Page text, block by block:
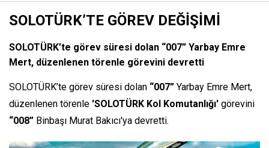
SOLOTÜRK’TE GÖREV DEĞİŞİMİ
SOLOTÜRK’te görev süresi dolan “007” Yarbay Emre
Mert, düzenlenen törenle görevini devretti
SOLOTÜRK’te görev süresi dolan “007” Yarbay Emre Mert,
düzenlenen törenle 'SOLOTÜRK Kol Komutanlığı' görevini
“008” Binbaşı Murat Bakıcı'ya devretti.